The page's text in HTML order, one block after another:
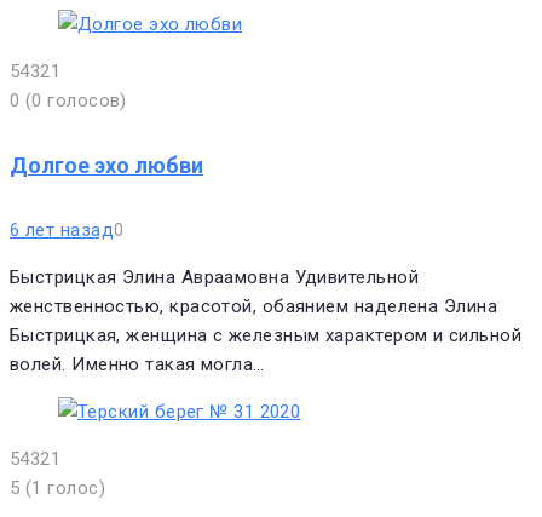
54321
0 (0 голосов)
Долгое эхо любви
6 лет назад0
Быстрицкая Элина Авраамовна Удивительной
женственностью, красотой, обаянием наделена Элина
Быстрицкая, женщина с железным характером и сильной
волей. Именно такая могла…
54321
5 (1 голос)